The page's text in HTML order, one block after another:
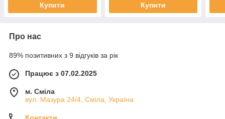
Купити Купити
Про нас
89% позитивних з 9 відгуків за рік
Працює з 07.02.2025
м. Сміла
вул. Мазура 24/4, Сміла, Україна